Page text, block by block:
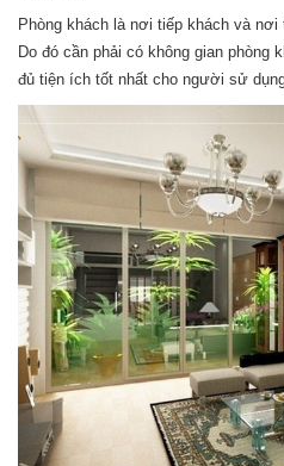
Phòng khách là nơi tiếp khách và nơi
Do đó cần phải có không gian phòng
đủ tiện ích tốt nhất cho người sử